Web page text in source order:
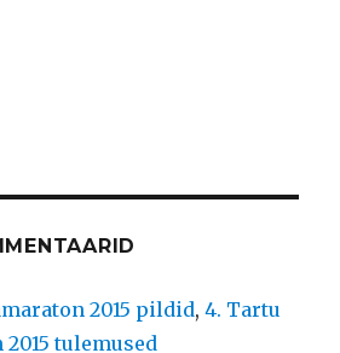
2015 pildid,4. Tartu
tulemused